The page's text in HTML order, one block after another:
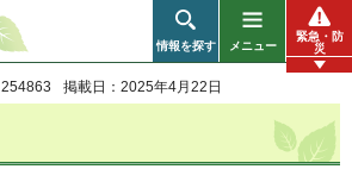
情報を探す メニュー
緊急・防
災
掲載日：2025年4月22日